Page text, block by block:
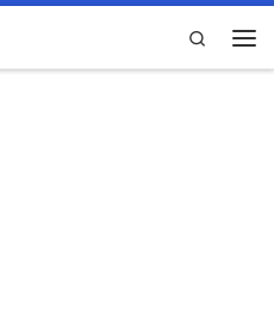
Search